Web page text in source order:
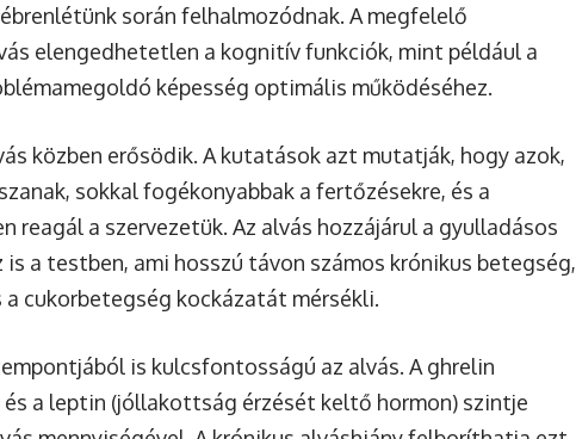
során felhalmozódnak. A megfelelő
elengedhetetlen a kognitív funkciók, mint például a
képesség optimális működéséhez.
közben erősödik. A kutatások azt mutatják, hogy azok,
sokkal fogékonyabbak a fertőzésekre, és a
reagál a szervezetük. Az alvás hozzájárul a gyulladásos
a testben, ami hosszú távon számos krónikus betegség,
cukorbetegség kockázatát mérsékli.
is kulcsfontosságú az alvás. A ghrelin
a leptin (jóllakottság érzését keltő hormon) szintje